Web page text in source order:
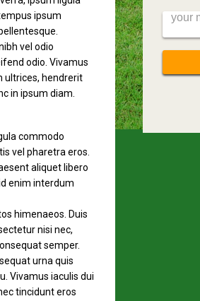
ipsum
vel odio
odio. Vivamus
ultrices, hendrerit
in ipsum diam.
commodo
vel pharetra eros.
aliquet libero
enim interdum
himenaeos. Duis
nisi nec,
semper.
urna quis
Vivamus iaculis dui
tincidunt eros